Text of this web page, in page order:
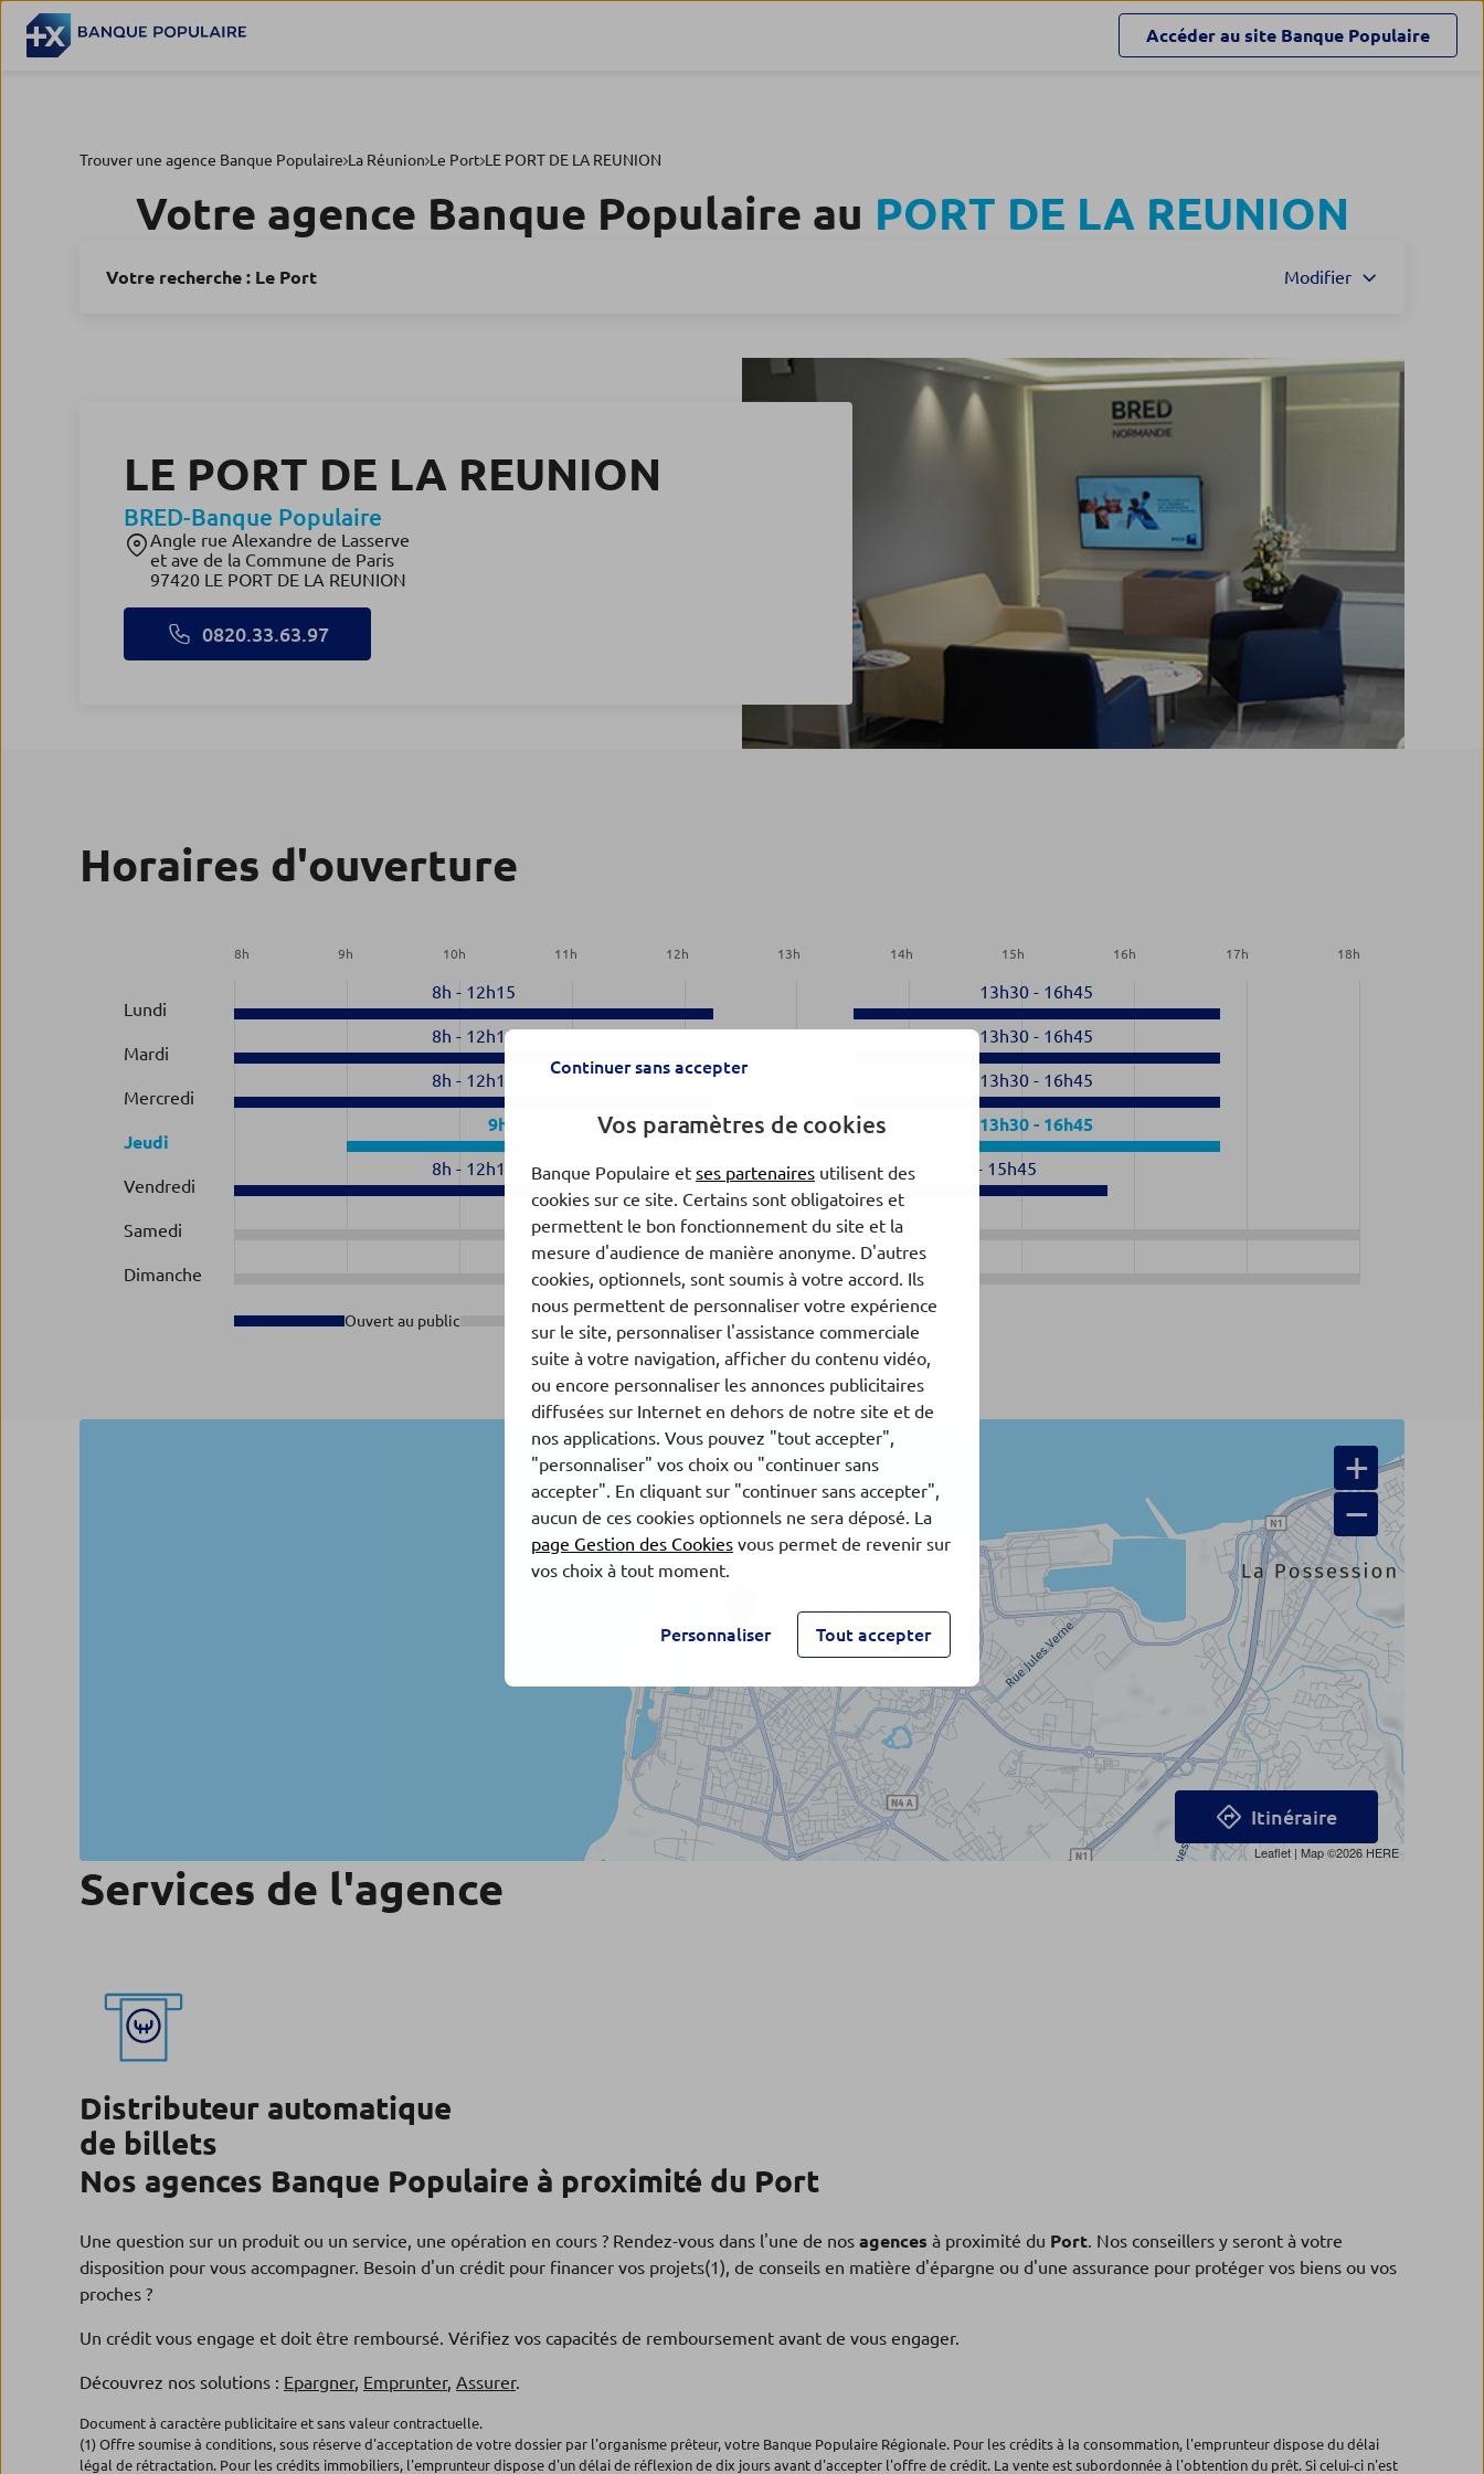
Accéder au site Banque Populaire
Trouver une agence Banque Populaire La Réunion Le Port LE PORT DE LA REUNION
Votre agence Banque Populaire au PORT DE LA REUNION
Votre recherche : Le Port Modifier
LE PORT DE LA REUNION
BRED-Banque Populaire
Angle rue Alexandre de Lasserve
et ave de la Commune de Paris
97420 LE PORT DE LA REUNION
0820.33.63.97
Horaires d'ouverture
8h 9h 10h 11 h 12h 13h 14h 15h 16h 17h 18h
Lundi
8h - 12h15 13h30 - 16h45
Mardi
8h - 12h15 13h30 - 16h45
Mercredi
8h - 12h15 13h30 - 16h45
Jeudi
9h 13h30 - 16h45
Vendredi
8h - 12h15 - 15h45
Samedi
Dimanche
Ouvert au public Fermé
+
−
Leaflet | Map ©2026 HERE
Itinéraire
Services de l'agence
Distributeur automatique
de billets
Nos agences Banque Populaire à proximité du Port
Une question sur un produit ou un service, une opération en cours ? Rendez-vous dans l'une de nos agences à proximité du Port. Nos conseillers y seront à votre
disposition pour vous accompagner. Besoin d'un crédit pour financer vos projets(1), de conseils en matière d'épargne ou d'une assurance pour protéger vos biens ou vos
proches ?
Un crédit vous engage et doit être remboursé. Vérifiez vos capacités de remboursement avant de vous engager.
Découvrez nos solutions : Epargner, Emprunter, Assurer.
Document à caractère publicitaire et sans valeur contractuelle.
(1) Offre soumise à conditions, sous réserve d'acceptation de votre dossier par l'organisme prêteur, votre Banque Populaire Régionale. Pour les crédits à la consommation, l'emprunteur dispose du délai
légal de rétractation. Pour les crédits immobiliers, l'emprunteur dispose d'un délai de réflexion de dix jours avant d'accepter l'offre de crédit. La vente est subordonnée à l'obtention du prêt. Si celui-ci n'est
Continuer sans accepter
Vos paramètres de cookies
Banque Populaire et ses partenaires utilisent des
cookies sur ce site. Certains sont obligatoires et
permettent le bon fonctionnement du site et la
mesure d'audience de manière anonyme. D'autres
cookies, optionnels, sont soumis à votre accord. Ils
nous permettent de personnaliser votre expérience
sur le site, personnaliser l'assistance commerciale
suite à votre navigation, afficher du contenu vidéo,
ou encore personnaliser les annonces publicitaires
diffusées sur Internet en dehors de notre site et de
nos applications. Vous pouvez "tout accepter",
"personnaliser" vos choix ou "continuer sans
accepter". En cliquant sur "continuer sans accepter",
aucun de ces cookies optionnels ne sera déposé. La
page Gestion des Cookies vous permet de revenir sur
vos choix à tout moment.
Personnaliser Tout accepter